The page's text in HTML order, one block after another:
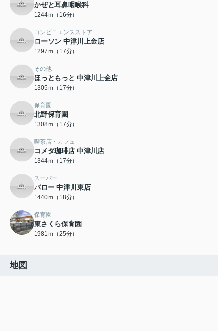
かぜと耳鼻咽喉科
1244ｍ（16分）
コンビニエンスストア
ローソン 中津川上金店
1297ｍ（17分）
その他
ほっともっと 中津川上金店
1305ｍ（17分）
保育園
北野保育園
1308ｍ（17分）
喫茶店・カフェ
コメダ珈琲店 中津川店
1344ｍ（17分）
スーパー
バロー 中津川東店
1440ｍ（18分）
保育園
東さくら保育園
1981ｍ（25分）
地図